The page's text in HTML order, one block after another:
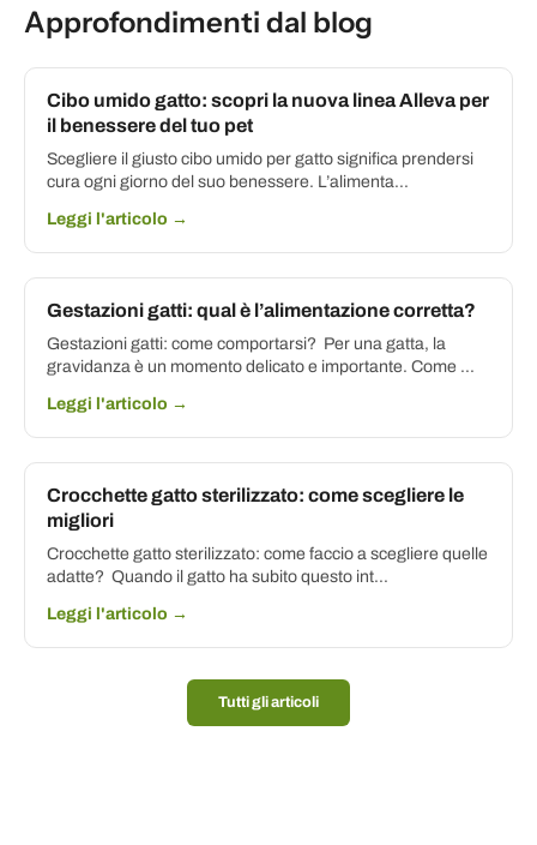
Approfondimenti dal blog
Cibo umido gatto: scopri la nuova linea Alleva per
il benessere del tuo pet
Scegliere il giusto cibo umido per gatto significa prendersi
cura ogni giorno del suo benessere. L’alimenta...
Leggi l'articolo →
Gestazioni gatti: qual è l’alimentazione corretta?
Gestazioni gatti: come comportarsi? Per una gatta, la
gravidanza è un momento delicato e importante. Come ...
Leggi l'articolo →
Crocchette gatto sterilizzato: come scegliere le
migliori
Crocchette gatto sterilizzato: come faccio a scegliere quelle
adatte? Quando il gatto ha subito questo int...
Leggi l'articolo →
Tutti gli articoli